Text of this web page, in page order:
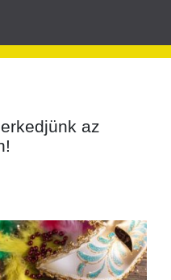
az